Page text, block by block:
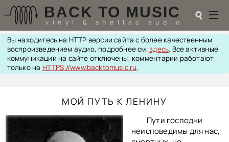
BACK TO MUSIC
vinyl & shellac audio ☌
☌
UPGRADES
АКУСТИКА
ТЕОРИЯ
Вы находитесь на HTTP версии сайта с более качественным
воспроизведением аудио, подробнее см.здесь. Все активные
коммуникации на сайте отключены, комментарии работают
только на HTTPS://www.backtomusic.ru.
МОЙ ПУТЬ К ЛЕНИНУ
Пути господни
неисповедимы для нас,